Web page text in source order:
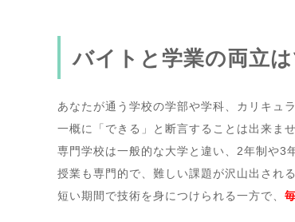
バイトと学業の両立
あなたが通う学校の学部や学科、カリキュ
一概に「できる」と断言することは出来ま
専門学校は一般的な大学と違い、2年制や3
授業も専門的で、難しい課題が沢山出され
短い期間で技術を身につけられる一方で、